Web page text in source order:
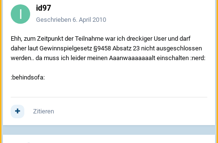
id97
Geschrieben 6. April 2010
Ehh, zum Zeitpunkt der Teilnahme war ich dreckiger User und darf
daher laut Gewinnspielgesetz §9458 Absatz 23 nicht ausgeschlossen
werden.. da muss ich leider meinen Aaanwaaaaaaalt einschalten :nerd:
:behindsofa:
Zitieren